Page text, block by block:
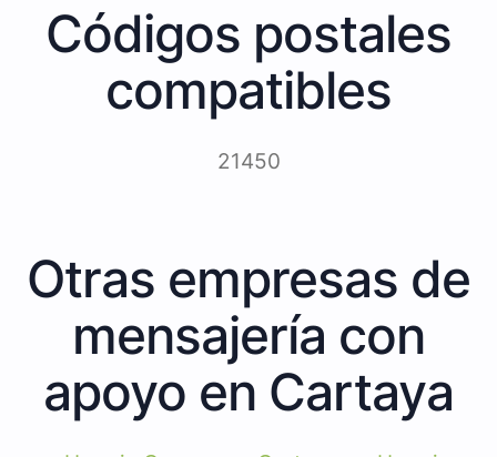
Códigos postales
compatibles
21450
Otras empresas de
mensajería con
apoyo en Cartaya